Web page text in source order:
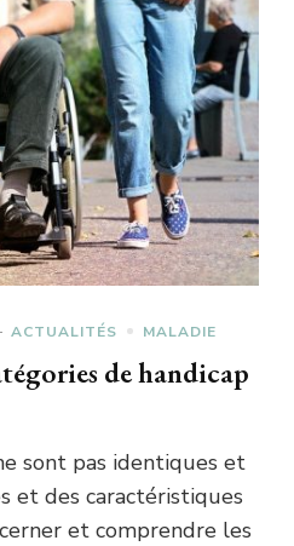
ACTUALITÉS MALADIE
de handicap
sont pas identiques et
et des caractéristiques
et comprendre les